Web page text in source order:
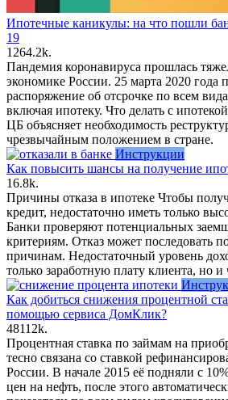
Ипотечные каникулы: на что пошли
19
1264.2k.
Пандемия коронавируса прошлась
экономике России. 25 марта 2020 года
распоряжение об отсрочке по всем
включая ипотеку. Что делать с
ЦБ объясняет необходимость
чрезвычайным положением в стране.
Инструкции
Как повысить шансы на получение
16.8k.
Причины отказа в ипотеке Чтобы
кредит, недостаточно иметь только
Банки проверяют потенциальных
критериям. Отказ может последовать
причинам. Недостаточный уровень
только заработную плату клиента, но и
Как добиться снижения процентной
помощью сервиса ДомКлик?
48112k.
Процентная ставка по займам на
тесно связана со ставкой
России. В начале 2015 её подняли с
цен на нефть, после этого